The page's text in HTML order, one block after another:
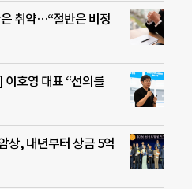
취약…“절반은 비정
호영 대표 “선의를
상, 내년부터 상금 5억